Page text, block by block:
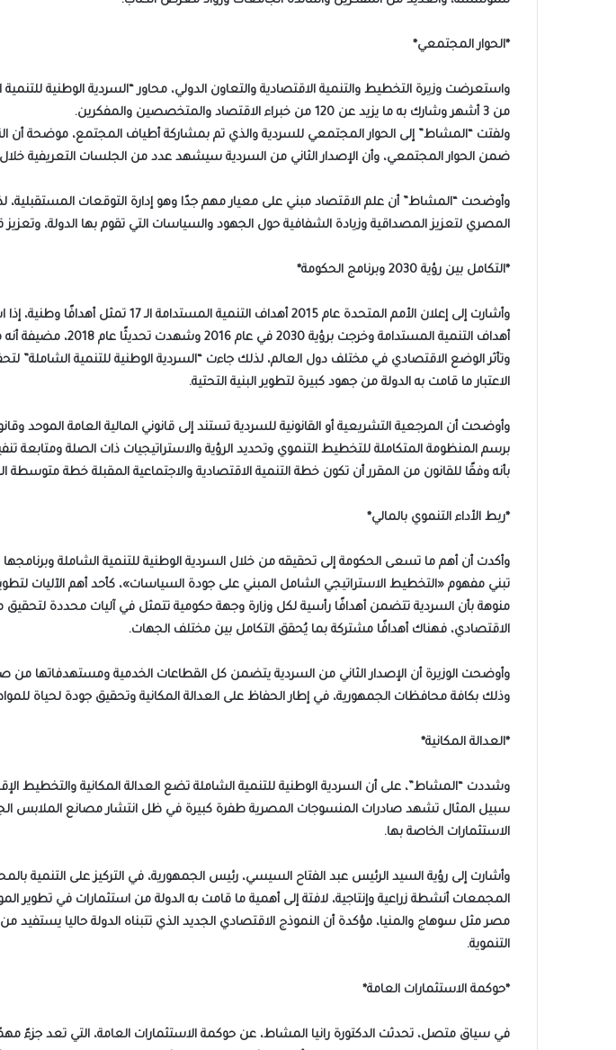
*الحوار المجتمعي*
واستعرضت وزيرة التخطيط والتنمية الاقتصادية والتعاون الدولي، محاور “السردية الوطنية
من 3 أشهر وشارك به ما يزيد عن 120 من خبراء الاقتصاد والمتخصصين والمفكرين.
ولفتت “المشاط” إلى الحوار المجتمعي للسردية والذي تم بمشاركة أطياف المجتمع، موضحة أن
ضمن الحوار المجتمعي، وأن الإصدار الثاني من السردية سيشهد عدد من الجلسات التعريفية خلال
وأوضحت “المشاط” أن علم الاقتصاد مبني على معيار مهم جدًا وهو إدارة التوقعات المستقبلية،
المصري لتعزيز المصداقية وزيادة الشفافية حول الجهود والسياسات التي تقوم بها الدولة،
*التكامل بين رؤية 2030 وبرنامج الحكومة*
وأشارت إلى إعلان الأمم المتحدة عام
الاعتبار ما قامت به الدولة من جهود كبيرة لتطوير البنية التحتية.
برسم المنظومة المتكاملة للتخطيط التنموي وتحديد الرؤية والاستراتيجيات ذات الصلة ومتابعة
بأنه وفقًا للقانون من المقرر أن تكون خطة التنمية الاقتصادية والاجتماعية المقبلة خطة متوسطة
*ربط الأداء التنموي بالمالي*
وأكدت أن أهم ما تسعى الحكومة إلى تحقيقه من خلال السردية الوطنية للتنمية الشاملة وبرنامجها
تبني مفهوم «التخطيط الاستراتيجي الشامل المبني على جودة السياسات»، كأحد أهم الآليات
منوهة بأن السردية تتضمن أهدافًا رأسية لكل وزارة وجهة حكومية تتمثل في آليات محددة
الاقتصادي، فهناك أهدافًا مشتركة بما يُحقق التكامل بين مختلف الجهات.
وذلك بكافة محافظات الجمهورية، في إطار الحفاظ على العدالة المكانية وتحقيق جودة لحياة
*العدالة المكانية*
وشددت “المشاط”، على أن السردية الوطنية للتنمية الشاملة تضع العدالة المكانية والتخطيط
سبيل المثال تشهد صادرات المنسوجات المصرية طفرة كبيرة في ظل انتشار مصانع الملابس
الاستثمارات الخاصة بها.
وأشارت إلى رؤية السيد الرئيس عبد الفتاح السيسي، رئيس الجمهورية، في التركيز على
المجمعات أنشطة زراعية وإنتاجية، لافتة إلى أهمية ما قامت به الدولة من استثمارات في تطوير
مصر مثل سوهاج والمنيا، مؤكدة أن النموذج الاقتصادي الجديد الذي تتبناه الدولة حاليا يستفيد
التنموية.
*حوكمة الاستثمارات العامة*
في سياق متصل، تحدثت الدكتورة رانيا المشاط، عن حوكمة الاستثمارات العامة، التي تعد جزءً